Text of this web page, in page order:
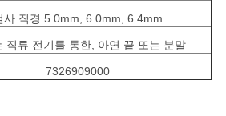
사 직경 5.0mm, 6.0mm, 6.4mm
직류 전기를 통한, 아연 끝 또는 분말
7326909000